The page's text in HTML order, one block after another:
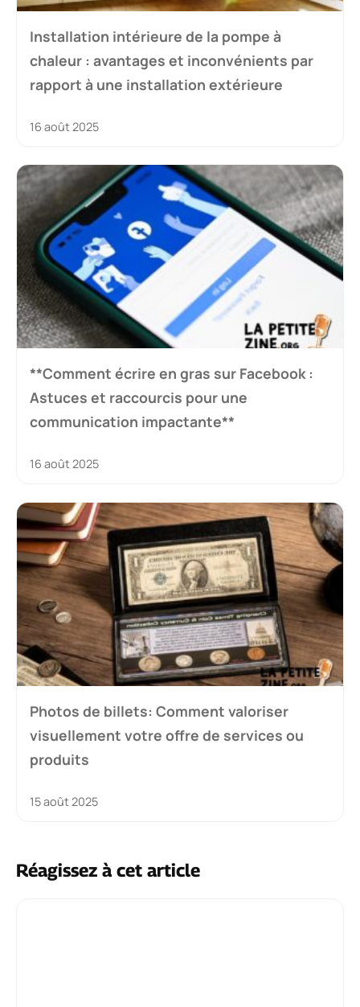
Installation intérieure de la pompe à
chaleur : avantages et inconvénients par
rapport à une installation extérieure
16 août 2025
**Comment écrire en gras sur Facebook :
Astuces et raccourcis pour une
communication impactante**
16 août 2025
Photos de billets: Comment valoriser
visuellement votre offre de services ou
produits
15 août 2025
Réagissez à cet article